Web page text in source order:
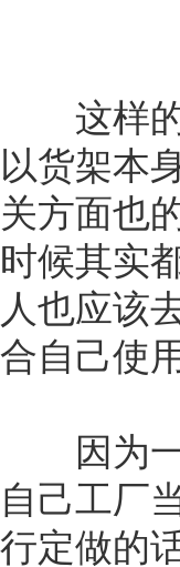
这样的
以货架本
关方面也
时候其实
人也应该
合自己使
因为一
自己工厂
行定做的